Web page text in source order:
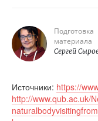
Подготовка
материала
Сергей
Источники: https://
http://www.qub.ac.uk/